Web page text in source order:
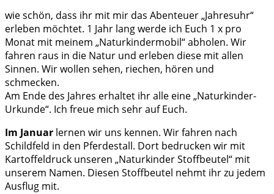
wie schön, dass ihr mit mir das Abenteuer „Jahresuhr“
erleben möchtet. 1 Jahr lang werde ich Euch 1 x pro
Monat mit meinem „Naturkindermobil“ abholen. Wir
fahren raus in die Natur und erleben diese mit allen
Sinnen. Wir wollen sehen, riechen, hören und
schmecken.
Am Ende des Jahres erhaltet ihr alle eine „Naturkinder-
Urkunde“. Ich freue mich sehr auf Euch.
Im Januar lernen wir uns kennen. Wir fahren nach
Schildfeld in den Pferdestall. Dort bedrucken wir mit
Kartoffeldruck unseren „Naturkinder Stoffbeutel“ mit
unserem Namen. Diesen Stoffbeutel nehmt ihr zu jedem
Ausflug mit.